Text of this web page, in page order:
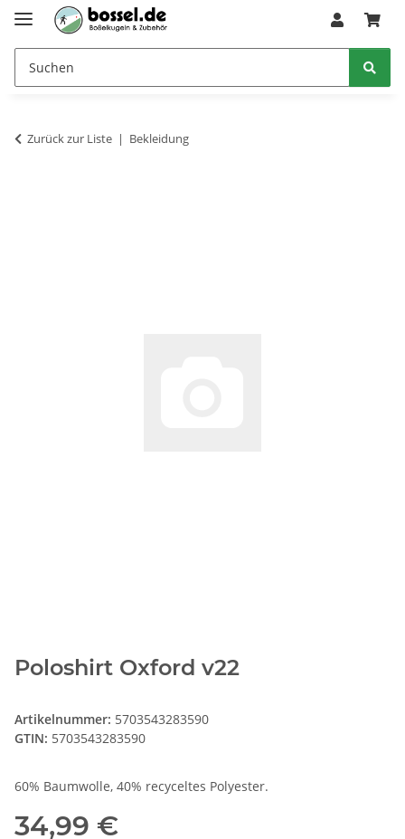
Zurück zur Liste Bekleidung
Poloshirt Oxford v22
Artikelnummer: 5703543283590
GTIN: 5703543283590
60% Baumwolle, 40% recyceltes Polyester.
34,99 €